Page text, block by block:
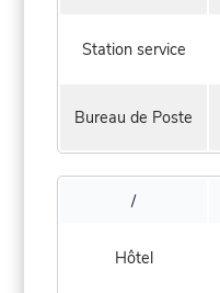
Station service
Bureau de Poste
/
Hôtel